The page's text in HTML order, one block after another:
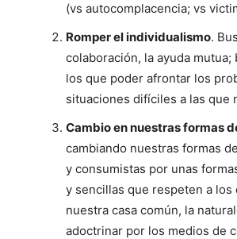
(vs autocomplacencia; vs
Romper el individualismo.
colaboración, la ayuda mutua;
los que poder afrontar los
situaciones difíciles a las que
Cambio en nuestras formas
cambiando nuestras formas
y consumistas por unas
y sencillas que respeten a los
nuestra casa común, la
adoctrinar por los medios de